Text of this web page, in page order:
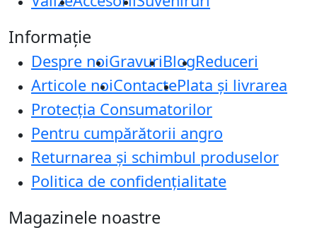
Informație
Despre noiGravuriBlogReduceri
Articole noiContactePlata și livrarea
Protecţia Consumatorilor
Pentru cumpărătorii angro
Returnarea și schimbul produselor
Politica de confidențialitate
Magazinele noastre